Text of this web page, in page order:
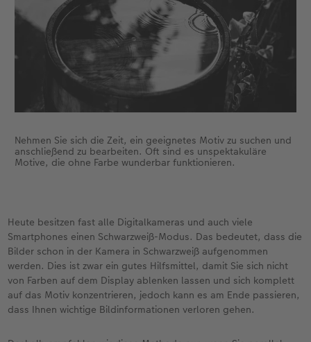
Je nach Motivauswahl benötigen Sie noch ein
Stativ, Graufilter, Fernauslöser oder alternativ
den Selbstauslöser Ihrer Kamera. Letztendlich
sollten Sie noch daran denken, genügend Ersatz-
Akkus und Speicherkarten mitzunehmen, wenn
Ihre SW-Foto-Tour mal länger gehen sollte.
Nehmen Sie sich die Zeit, ein geeignetes Motiv zu suchen und
anschließend zu bearbeiten. Oft sind es unspektakuläre
Motive, die ohne Farbe wunderbar funktionieren.
Heute besitzen fast alle Digitalkameras und auch viele
Smartphones einen Schwarzweiß-Modus. Das bedeutet, dass die
Bilder schon in der Kamera in Schwarzweiß aufgenommen
werden. Dies ist zwar ein gutes Hilfsmittel, damit Sie sich nicht
von Farben auf dem Display ablenken lassen und sich komplett
auf das Motiv konzentrieren, jedoch kann es am Ende passieren,
dass Ihnen wichtige Bildinformationen verloren gehen.